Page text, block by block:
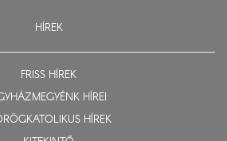
HÍREK
FRISS HÍREK
HÍREI
HÍREK